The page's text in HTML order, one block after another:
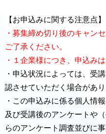
【お申込みに関する注意点】
・募集締め切り後のキャン
ご了承ください。
・１企業様につき、申込み
・申込状況によっては、受
認させていただく場合があり
・この申込みに係る個人情
及び受講後のアンケートや
らのアンケート調査並びに